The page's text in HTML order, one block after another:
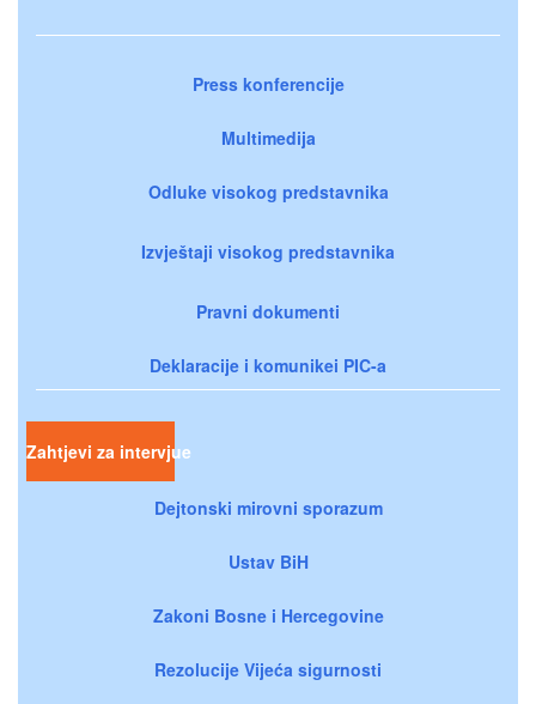
Press konferencije
Multimedija
Odluke visokog predstavnika
Izvještaji visokog predstavnika
Pravni dokumenti
Deklaracije i komunikei PIC-a
Zahtjevi za intervjue
Dejtonski mirovni sporazum
Ustav BiH
Zakoni Bosne i Hercegovine
Rezolucije Vijeća sigurnosti